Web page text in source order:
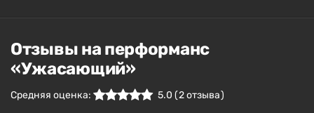
Отзывы на перформанс
«Ужасающий»
Средняя оценка: 5.0 (2отзыва )